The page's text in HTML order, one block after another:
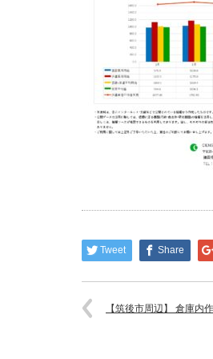
Tweet Share
【筑後市周辺】 倉庫内